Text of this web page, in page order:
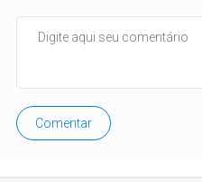
Comentar